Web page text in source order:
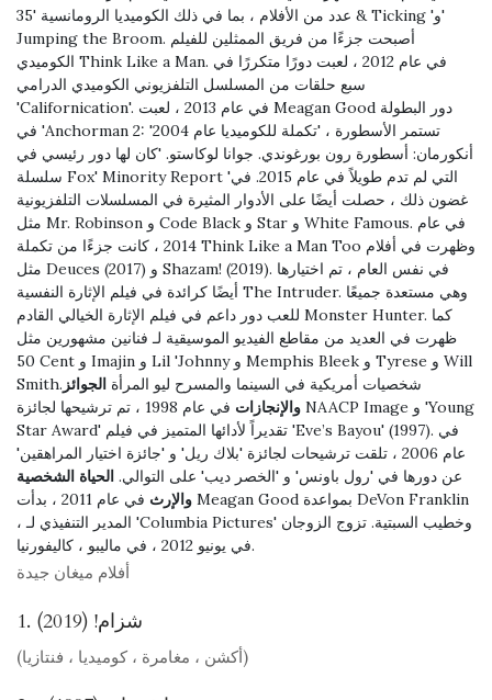
عدد من الأفلام ، بما في ذلك الكوميديا ​​الرومانسية '35 & Ticking 'و'
Jumping the Broom. أصبحت جزءًا من فريق الممثلين للفيلم
الكوميدي Think Like a Man. في عام 2012 ، لعبت دورًا متكررًا في
سبع حلقات من المسلسل التلفزيوني الكوميدي الدرامي
'Californication'. في عام 2013 ، لعبت Meagan Good دور البطولة
في 'Anchorman 2: تستمر الأسطورة ، 'تكملة للكوميديا ​​عام 2004'
أنكورمان: أسطورة رون بورغوندي. جوانا لوكاستو. 'كان لها دور رئيسي في
سلسلة Fox' Minority Report 'التي لم تدم طويلاً في عام 2015. في
غضون ذلك ، حصلت أيضًا على الأدوار المثيرة في المسلسلات التلفزيونية
مثل Mr. Robinson و Code Black و Star و White Famous. في عام
2014 ، كانت جزءًا من تكملة Think Like a Man Too وظهرت في أفلام
مثل Deuces (2017) و Shazam! (2019). في نفس العام ، تم اختيارها
أيضًا كرائدة في فيلم الإثارة النفسية The Intruder. وهي مستعدة جميعًا
للعب دور داعم في فيلم الإثارة الخيالي القادم Monster Hunter. كما
ظهرت في العديد من مقاطع الفيديو الموسيقية لـ فنانين مشهورين مثل
50 Cent و Imajin و Lil 'Johnny و Memphis Bleek و Tyrese و Will
Smith.شخصيات أمريكية في السينما والمسرح ليو المرأة الجوائز
والإنجازات
في عام 1998 ، تم ترشيحها لجائزة NAACP Image و 'Young
Star Award' تقديراً لأدائها المتميز في فيلم 'Eve’s Bayou' (1997). في
عام 2006 ، تلقت ترشيحات لجائزة 'بلاك ريل' و 'جائزة اختيار المراهقين'
عن دورها في 'رول باونس' و 'الخصر ديب' على التوالي. الحياة الشخصية
والإرث
في عام 2011 ، بدأت Meagan Good بمواعدة DeVon Franklin
، المدير التنفيذي لـ 'Columbia Pictures' وخطيب السبتية. تزوج الزوجان
في يونيو 2012 ، في ماليبو ، كاليفورنيا.
أفلام ميغان جيدة
1. شزام! (2019)
(أكشن ، مغامرة ، كوميديا ​​، فنتازيا)